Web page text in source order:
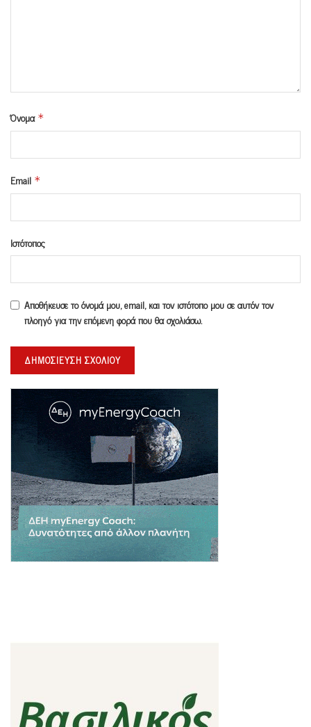
Όνομα *
Email *
Ιστότοπος
Αποθήκευσε το όνομά μου, email, και τον ιστότοπο μου σε αυτόν τον
πλοηγό για την επόμενη φορά που θα σχολιάσω.